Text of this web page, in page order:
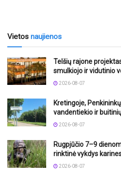
Vietos naujienos
Telšių rajone
smulkiojo ir vidutinio
2026-08-07
Kretingoje,
vandentiekio ir
2026-08-07
Rugpjūčio 7–9
rinktinė vykdys
2026-08-07